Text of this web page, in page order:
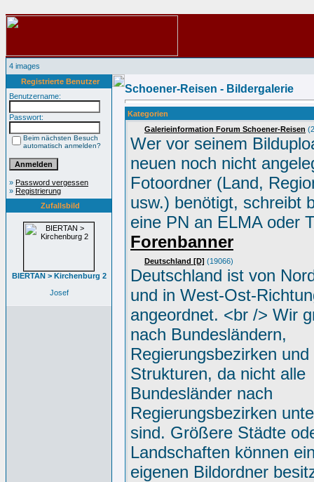
4 images
Registrierte Benutzer
Benutzername:
Passwort:
Beim nächsten Besuch
automatisch anmelden?
» Password vergessen
» Registrierung
Zufallsbild
BIERTAN > Kirchenburg 2
Josef
Schoener-Reisen - Bildergalerie
Kategorien
Galerieinformation Forum Schoener-Reisen
Wer vor seinem
neuen noch nicht
Fotoordner (Land,
usw.) benötigt, schreibt
eine PN an ELMA oder
Forenbanner
Deutschland [D] (19066)
Deutschland ist von
und in West-Ost-
angeordnet. <br /> Wir
nach Bundesländern,
Regierungsbezirken
Strukturen, da nicht alle
Bundesländer nach
Regierungsbezirken
sind. Größere Städte
Landschaften können
eigenen Bildordner